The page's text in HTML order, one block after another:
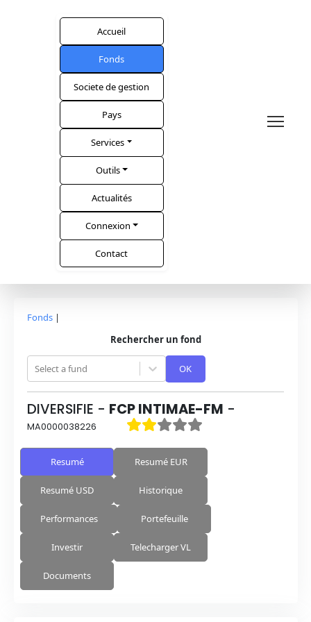
Accueil
Fonds
Societe de gestion
Pays
Services
Outils
Actualités
Connexion
Contact
Fonds |
Rechercher un fond
Select a fund OK
DIVERSIFIE - FCP INTIMAE-FM -
MA0000038226
Resumé Resumé EUR
Resumé USD Historique
Performances Portefeuille
Investir Telecharger VL
Documents